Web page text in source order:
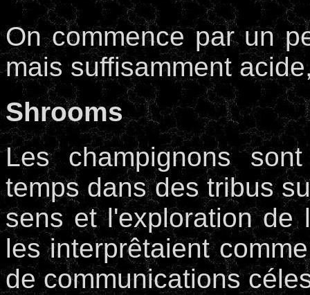
On commence par un
mais suffisamment
Shrooms
Les champignons
temps dans des tribus
sens et l'exploration de
les interprêtaient
de communications